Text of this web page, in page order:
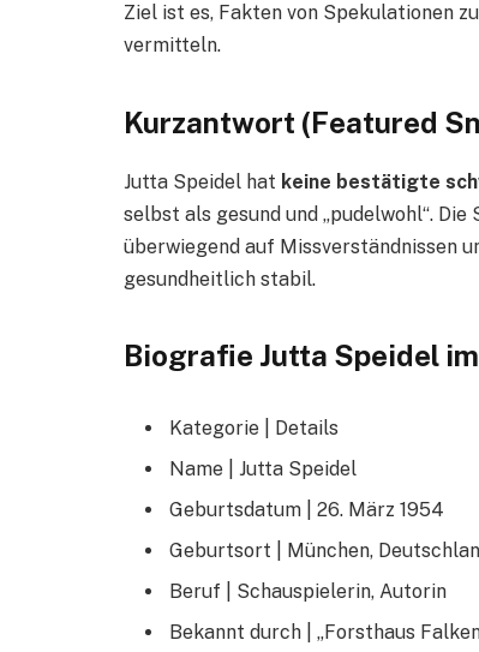
Ziel ist es, Fakten von Spekulationen
vermitteln.
Kurzantwort (Featured
Jutta Speidel hat keine bestätigte
selbst als gesund und „pudelwohl“.
überwiegend auf Missverständnissen
gesundheitlich stabil.
Biografie Jutta Speidel
Kategorie | Details
Name | Jutta Speidel
Geburtsdatum | 26. März 1954
Geburtsort | München,
Beruf | Schauspielerin, Autorin
Bekannt durch | „Forsthaus